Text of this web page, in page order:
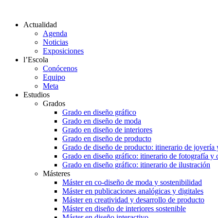
Actualidad
Agenda
Noticias
Exposiciones
l’Escola
Conócenos
Equipo
Meta
Estudios
Grados
Grado en diseño gráfico
Grado en diseño de moda
Grado en diseño de interiores
Grado en diseño de producto
Grado de diseño de producto: itinerario de joyería
Grado en diseño gráfico: itinerario de fotografía y
Grado en diseño gráfico: itinerario de ilustración
Másteres
Máster en co-diseño de moda y sostenibilidad
Máster en publicaciones analógicas y digitales
Máster en creatividad y desarrollo de producto
Máster en diseño de interiores sostenible